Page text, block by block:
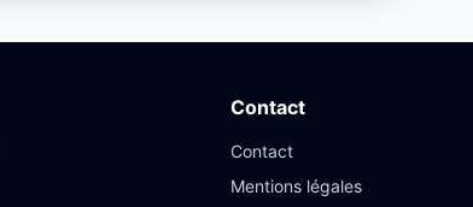
Contact
Contact
Mentions légales